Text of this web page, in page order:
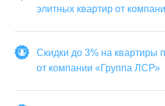
элитных квартир от
Скидки до 3% на квартиры
от компании «Группа ЛСР»